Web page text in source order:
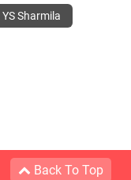
YS Sharmila
Back To Top